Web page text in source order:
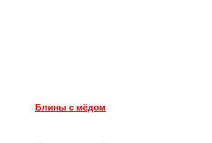
Блины с мёдом